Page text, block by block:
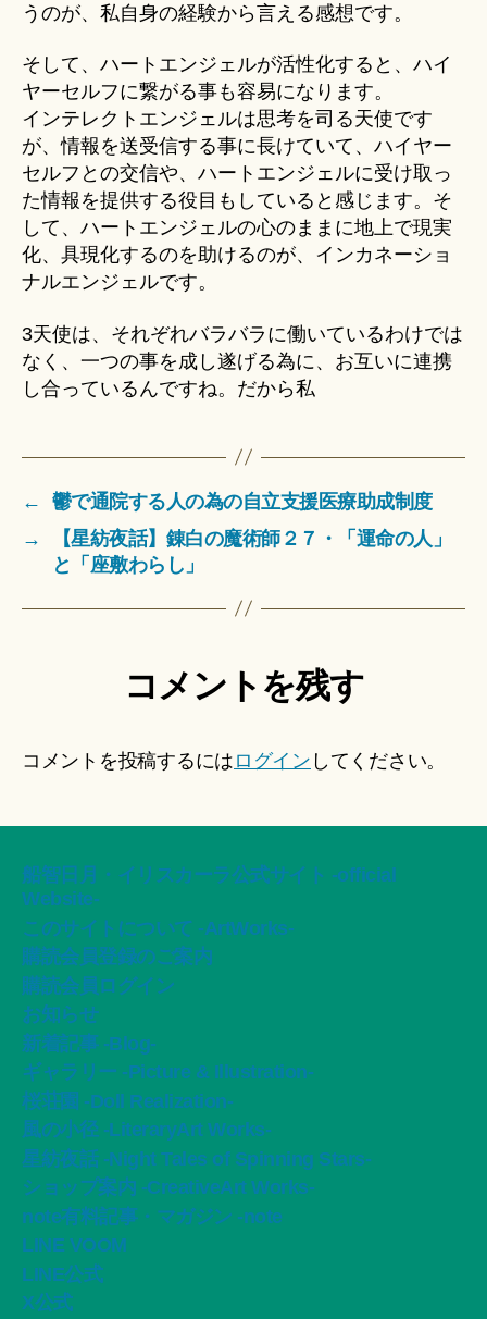
うのが、私自身の経験から言える感想です。
そして、ハートエンジェルが活性化すると、ハイ
ヤーセルフに繋がる事も容易になります。
インテレクトエンジェルは思考を司る天使です
が、情報を送受信する事に長けていて、ハイヤー
セルフとの交信や、ハートエンジェルに受け取っ
た情報を提供する役目もしていると感じます。そ
して、ハートエンジェルの心のままに地上で現実
化、具現化するのを助けるのが、インカネーショ
ナルエンジェルです。
3天使は、それぞれバラバラに働いているわけでは
なく、一つの事を成し遂げる為に、お互いに連携
し合っているんですね。だから私
←
鬱で通院する人の為の自立支援医療助成制度
→
【星紡夜話】錬白の魔術師２７・「運命の人」
と「座敷わらし」
コメントを残す
コメントを投稿するには ログイン してください。
船智日月・イリスカーラ公式サイト -official
Website-
このサイトについて -ArtWorks-
購読会員登録のご案内
購読会員ログイン
お知らせ
新着記事 -Blog-
ギャラリー -Picture & Illustration-
桜荘園 -Doll Realization-
風の小径 -LiteraryArt Works-
星紡夜話 -Night Tales of Spinning Stars-
ショップ案内 -CreativeArt Works-
note有料記事・マガジン -note
LINE VOOM
LINE公式
X公式